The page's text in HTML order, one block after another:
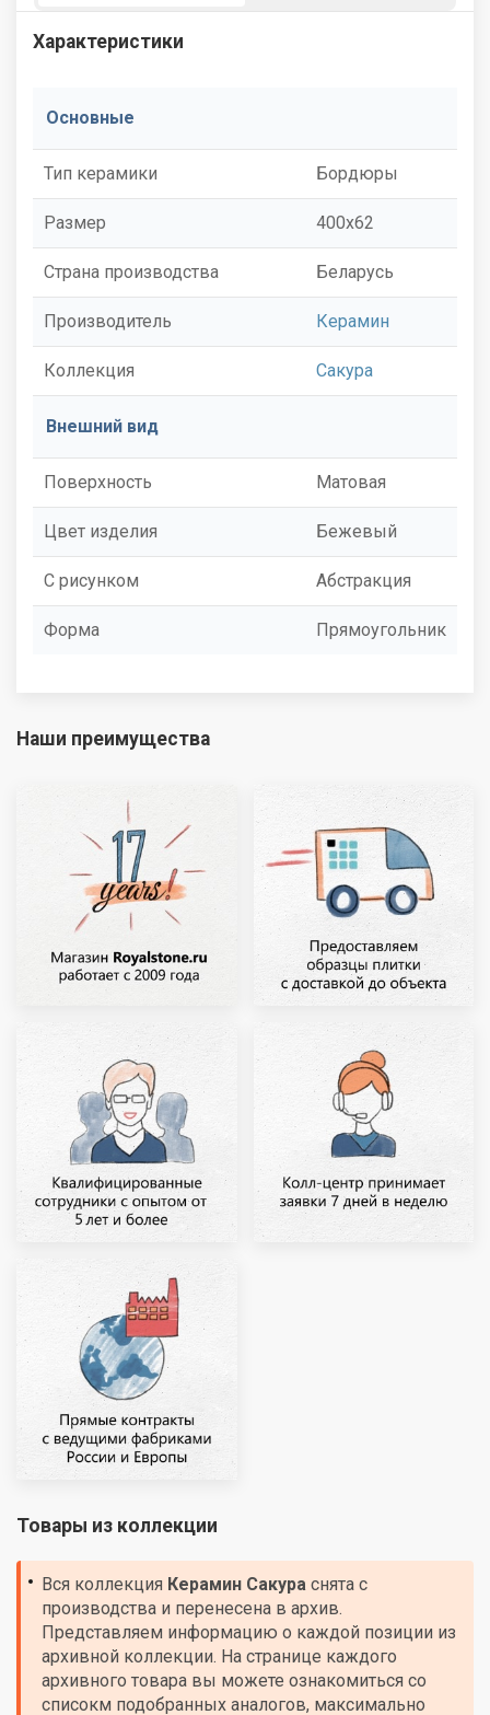
Характеристики
Основные
Тип керамики Бордюры
Размер 400x62
Страна производства Беларусь
Производитель Керамин
Коллекция Сакура
Внешний вид
Поверхность Матовая
Цвет изделия Бежевый
С рисунком Абстракция
Форма Прямоугольник
Наши преимущества
Товары из коллекции
Вся коллекция Керамин Сакура снята с
производства и перенесена в архив.
Представляем информацию о каждой позиции из
архивной коллекции. На странице каждого
архивного товара вы можете ознакомиться со
списокм подобранных аналогов, максимально